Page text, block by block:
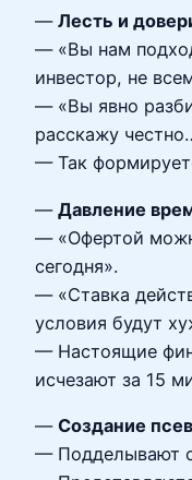
— Лесть и
— «Вы нам
инвестор, не
— «Вы явно
расскажу
— Так
— Давление
— «Офертой
сегодня».
— «Ставка
условия будут
— Настоящие
исчезают за 15
— Создание
— Подделывают